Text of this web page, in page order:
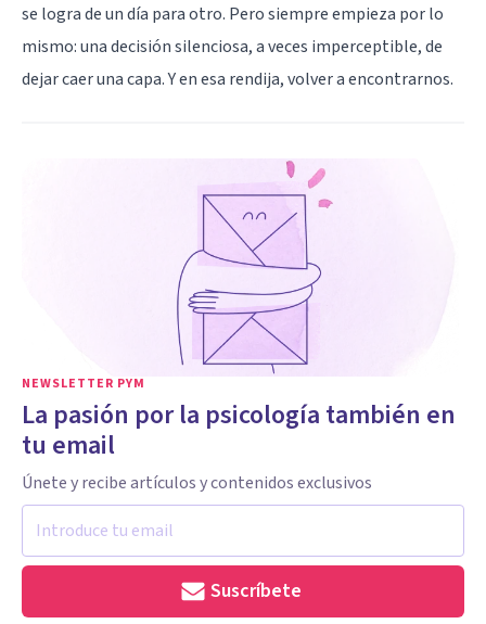
se logra de un día para otro. Pero siempre empieza por lo
mismo: una decisión silenciosa, a veces imperceptible, de
dejar caer una capa. Y en esa rendija, volver a encontrarnos.
NEWSLETTER PYM
La pasión por la psicología también en
tu email
Únete y recibe artículos y contenidos exclusivos
Suscríbete